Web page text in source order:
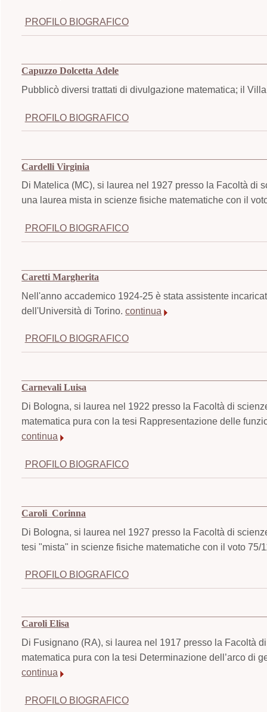
PROFILO BIOGRAFICO
Capuzzo Dolcetta Adele
Pubblicò diversi trattati di divulgazione matematica; il
PROFILO BIOGRAFICO
Cardelli Virginia
Di Matelica (MC), si laurea nel 1927 presso la Facoltà di
una laurea mista in scienze fisiche matematiche con il
PROFILO BIOGRAFICO
Caretti Margherita
Nell'anno accademico 1924-25 è stata assistente
dell'Università di Torino.continua
PROFILO BIOGRAFICO
Carnevali Luisa
Di Bologna, si laurea nel 1922 presso la Facoltà di
matematica pura con la tesi Rappresentazione delle
continua
PROFILO BIOGRAFICO
Caroli Corinna
Di Bologna, si laurea nel 1927 presso la Facoltà di
tesi "mista" in scienze fisiche matematiche con il voto 75/
PROFILO BIOGRAFICO
Caroli Elisa
Di Fusignano (RA), si laurea nel 1917 presso la Facoltà
matematica pura con la tesi Determinazione dell’arco di
continua
PROFILO BIOGRAFICO